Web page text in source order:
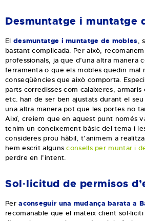
Desmuntatge i muntatge
El desmuntatge i muntatge de mobles,
bastant complicada. Per això,
professionals, ja que d’una altra manera
ferramenta o que els mobles quedin mal
conseqüències que això comporta.
parts corredisses com calaixeres,
etc. han de ser ben ajustats durant el
una altra manera pot que les portes no
Així, creiem que en aquest punt només
tenim un coneixement bàsic del tema i
consideres prou hàbil, t’animem a
hem escrit algunsconsells per muntar i
perdre en l’intent.
Sol·licitud de permisos
Peraconseguir una mudança barata a
recomanable que el mateix client